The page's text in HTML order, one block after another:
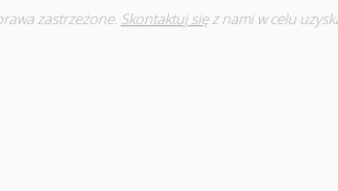
zastrzeżone. Skontaktuj sięz nami w celu